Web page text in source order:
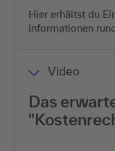
Hier erhältst du
Informationen
Video
Das